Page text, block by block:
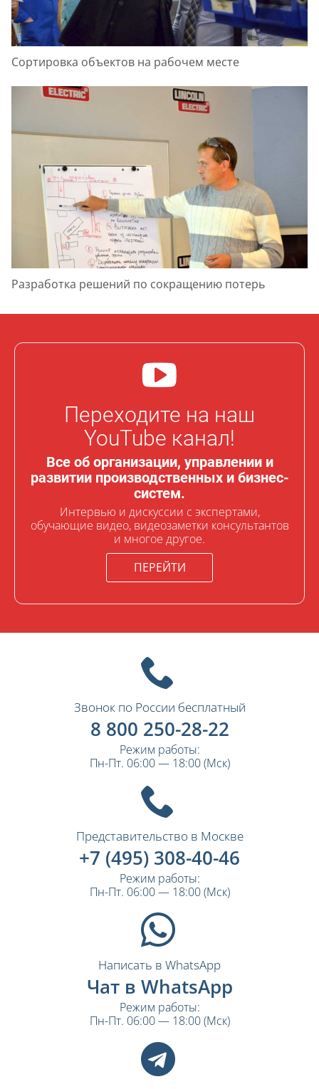
Сортировка объектов на рабочем месте
Разработка решений по сокращению потерь
Переходите на наш
YouTube канал!
Все об организации, управлении и
развитии производственных и бизнес-
систем.
Интервью и дискуссии с экспертами,
обучающие видео, видеозаметки консультантов
и многое другое.
ПЕРЕЙТИ
Звонок по России бесплатный
8 800 250-28-22
Режим работы:
Пн-Пт. 06:00 — 18:00 (Мск)
Представительство в Москве
+7 (495) 308-40-46
Режим работы:
Пн-Пт. 06:00 — 18:00 (Мск)
Написать в WhatsApp
Чат в WhatsApp
Режим работы:
Пн-Пт. 06:00 — 18:00 (Мск)